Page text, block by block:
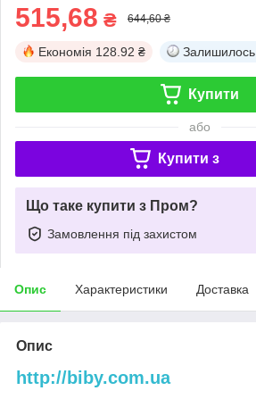
515,68 ₴ 644,60 ₴
Економія 128.92 ₴ Залишилось
Купити
або
Купити з
Що таке купити з Пром?
Замовлення під захистом
Опис Характеристики Доставка
Опис
http://biby.com.ua